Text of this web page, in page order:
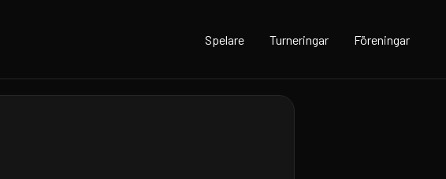
Spelare Turneringar Föreningar